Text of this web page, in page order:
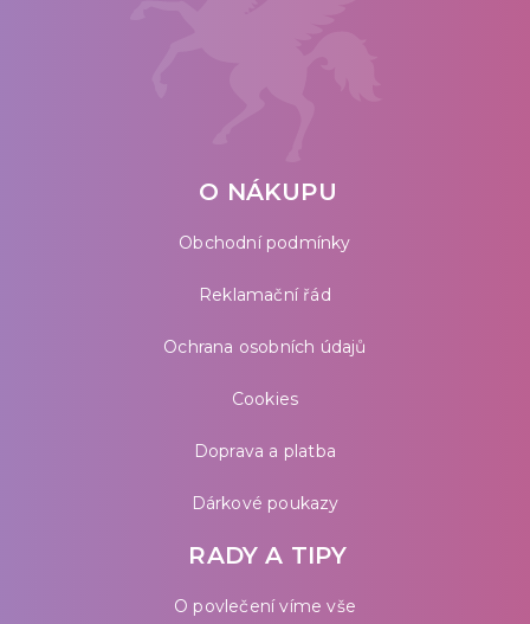
O NÁKUPU
Obchodní podmínky
Reklamační řád
Ochrana osobních údajů
Cookies
Doprava a platba
Dárkové poukazy
RADY A TIPY
O povlečení víme vše